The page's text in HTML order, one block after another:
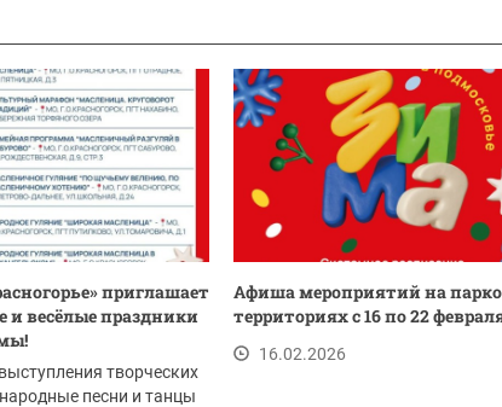
приглашает
и весёлые праздники
творческих
песни и танцы
Афиша мероприятий на
территориях с 16 по 22
16.02.2026